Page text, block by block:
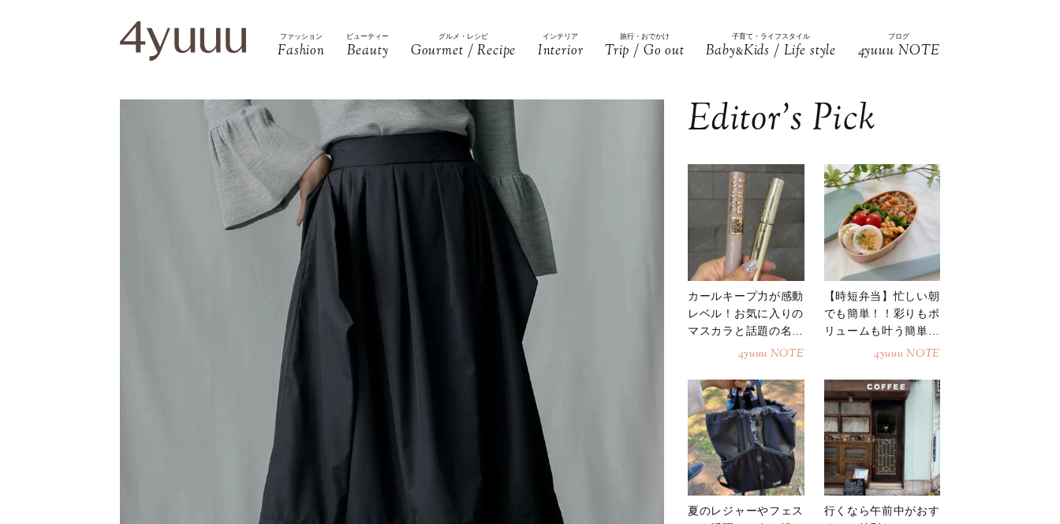
ファッション
Fashion
ビューティー
Beauty
グルメ・レシピ
Gourmet / Recipe
インテリア
Interior
旅行・おでかけ
Trip / Go out
子育て・ライフスタイル
Baby&Kids / Life style
ブログ
4yuuu NOTE
Editor’s Pick
カールキープ力が感動
レベル！お気に入りの
マスカラと話題の名品
4yuuu NOTE
【時短弁当】忙しい朝
でも簡単！！彩りもボ
リュームも叶う簡単そ
4yuuu NOTE
夏のレジャーやフェス
行くなら午前中がおす